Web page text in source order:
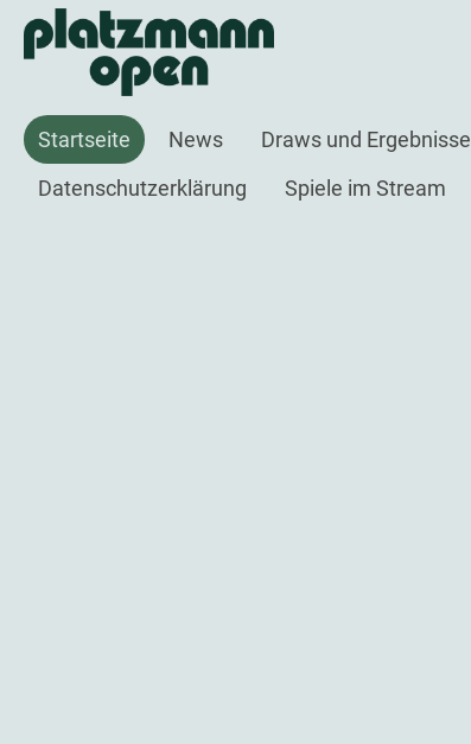
Startseite News Draws und Ergebnisse
Datenschutzerklärung
Spiele im Stream